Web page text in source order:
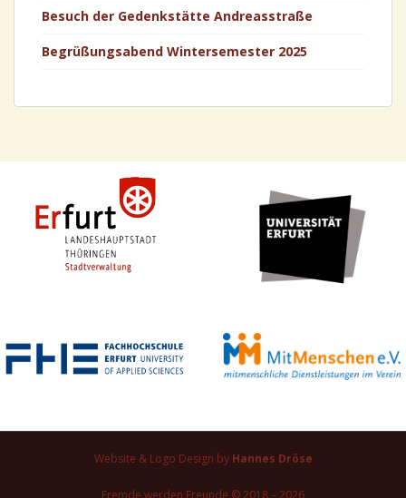
Besuch der Gedenkstätte Andreasstraße
Begrüßungsabend Wintersemester 2025
Website & Logo Design by Hannes Dröse